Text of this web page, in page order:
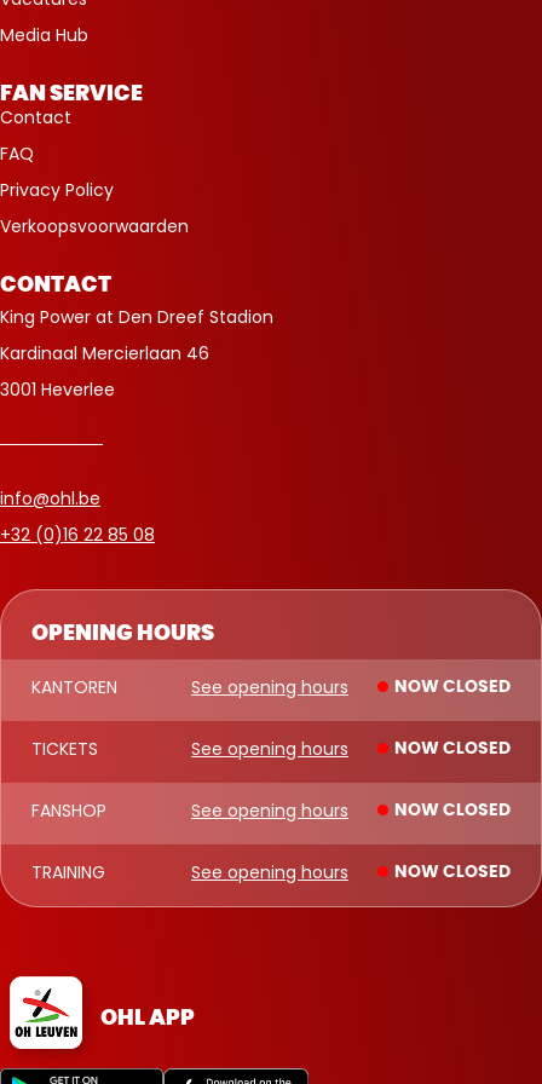
OPENING HOURS
KANTOREN See opening hours NOW CLOSED
TICKETS See opening hours NOW CLOSED
FANSHOP See opening hours NOW CLOSED
TRAINING See opening hours NOW CLOSED
Media Hub
FAN SERVICE
Contact
FAQ
Privacy Policy
Verkoopsvoorwaarden
CONTACT
King Power at Den Dreef Stadion
Kardinaal Mercierlaan 46
3001 Heverlee
info@ohl.be
+32 (0)16 22 85 08
OHL APP